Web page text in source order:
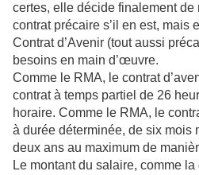
certes, elle décide finalement de
contrat précaire s’il en est, mais
Contrat d’Avenir (tout aussi
besoins en main d’œuvre.
Comme le RMA, le contrat
contrat à temps partiel de 26
horaire. Comme le RMA, le
à durée déterminée, de six mois
deux ans au maximum de
Le montant du salaire, comme